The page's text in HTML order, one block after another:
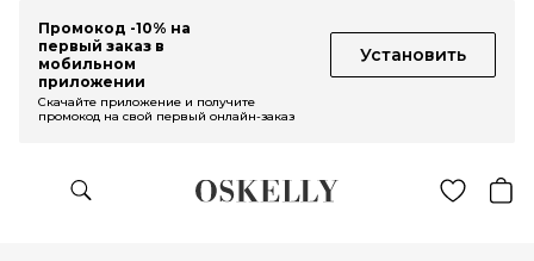
Промокод -10% на
первый заказ в
мобильном
приложении
Установить
Скачайте приложение и получите
промокод на свой первый онлайн-заказ